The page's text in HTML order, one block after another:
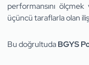
performansını
üçüncü taraflarla olan
Bu doğrultudaBGYS